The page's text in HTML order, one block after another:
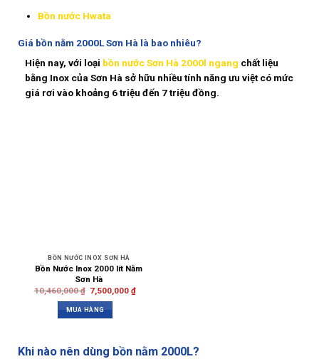
Bồn nước Hwata
Giá bồn nằm 2000L Sơn Hà là bao nhiêu?
Hiện nay, với loại bồn nước Sơn Hà 2000l ngang chất liệu
bằng Inox của Sơn Hà sở hữu nhiều tính năng ưu việt có mức
giá rơi vào khoảng 6 triệu đến 7 triệu đồng.
BỒN NƯỚC INOX SƠN HÀ
Bồn Nước Inox 2000 lít Nằm
Sơn Hà
10,460,000₫ 7,500,000₫
MUA HÀNG
Khi nào nên dùng bồn nằm 2000L?